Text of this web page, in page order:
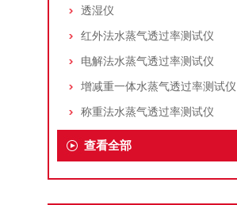
透湿仪
红外法水蒸气透过率测试仪
电解法水蒸气透过率测试仪
增减重一体水蒸气透过率测试仪
称重法水蒸气透过率测试仪
查看全部